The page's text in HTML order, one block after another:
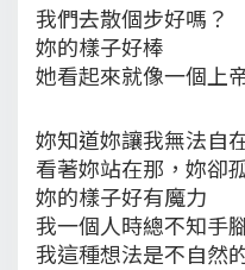
我們去散個步好嗎？
妳的樣子好棒
她看起來就像一個上
妳知道妳讓我無法自
看著妳站在那，妳卻
妳的樣子好有魔力
我一個人時總不知手
我這種想法是不自然